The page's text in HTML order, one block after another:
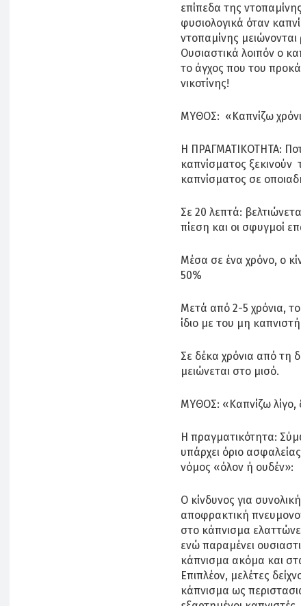
επίπεδα της
φυσιολογικά όταν
ντοπαμίνης
Ουσιαστικά λοιπόν ο
το άγχος που του
νικοτίνης!
ΜΥΘΟΣ: «Καπνίζω
Η ΠΡΑΓΜΑΤΙΚΟΤΗΤΑ:
καπνίσματος ξεκινούν
καπνίσματος σε
Σε 20 λεπτά:
πίεση και οι σφυγμοί
Μέσα σε ένα χρόνο, ο
50%
Μετά από 2-5 χρόνια, το
ίδιο με του μη
Σε δέκα χρόνια από τη
μειώνεται στο μισό.
ΜΥΘΟΣ: «Καπνίζω λίγο,
Η πραγματικότητα:
υπάρχει όριο
νόμος «όλον ή ουδέν»:
Ο κίνδυνος για
αποφρακτική
στο κάπνισμα
ενώ παραμένει
κάπνισμα ακόμα και
Επιπλέον, μελέτες
κάπνισμα ως